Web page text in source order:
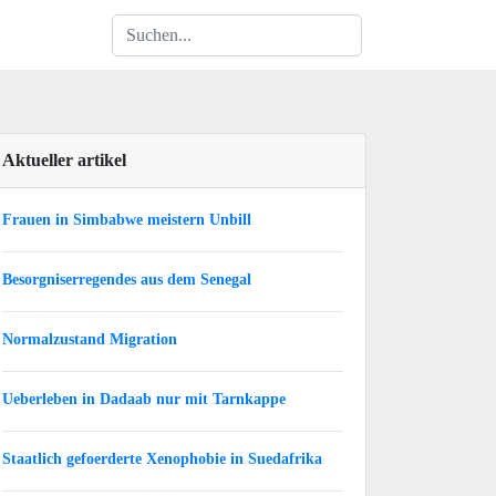
Aktueller artikel
Frauen in Simbabwe meistern Unbill
Besorgniserregendes aus dem Senegal
Normalzustand Migration
Ueberleben in Dadaab nur mit Tarnkappe
Staatlich gefoerderte Xenophobie in Suedafrika